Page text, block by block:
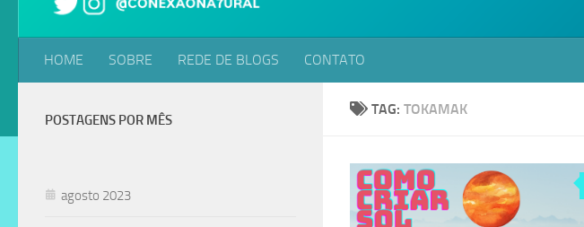
HOME SOBRE REDE DE BLOGS CONTATO
TAG: TOKAMAK
POSTAGENS POR MÊS
agosto 2023